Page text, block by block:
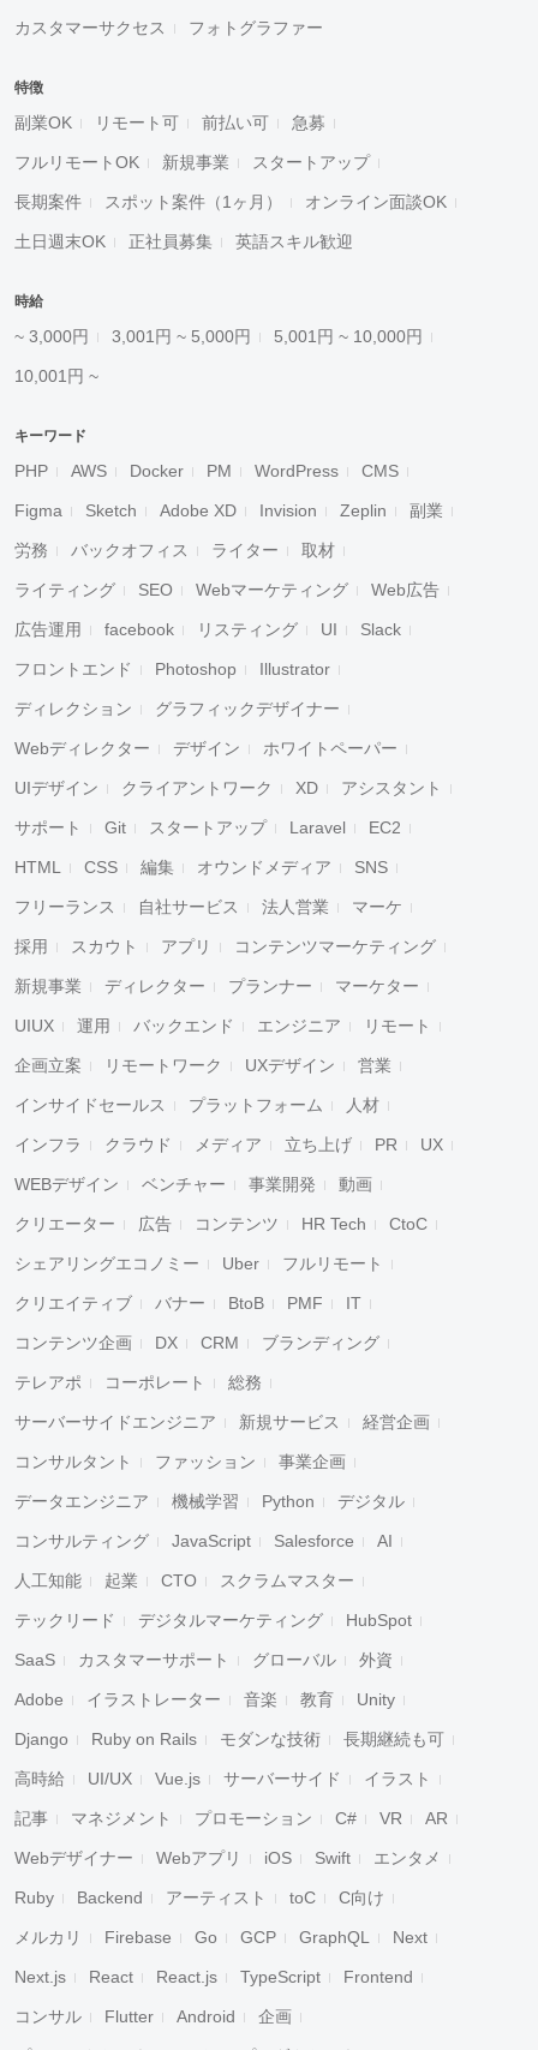
カスタマーサクセス フォトグラファー
特徴
副業OK リモート可 前払い可 急募
フルリモートOK 新規事業 スタートアップ
長期案件 スポット案件（1ヶ月） オンライン面談OK
土日週末OK 正社員募集 英語スキル歓迎
時給
~ 3,000円 3,001円 ~ 5,000円 5,001円 ~ 10,000円
10,001円 ~
キーワード
PHP AWS Docker PM WordPress CMS
Figma Sketch Adobe XD Invision Zeplin 副業
労務 バックオフィス ライター 取材
ライティング SEO Webマーケティング Web広告
広告運用 facebook リスティング UI Slack
フロントエンド Photoshop Illustrator
ディレクション グラフィックデザイナー
Webディレクター デザイン ホワイトペーパー
UIデザイン クライアントワーク XD アシスタント
サポート Git スタートアップ Laravel EC2
HTML CSS 編集 オウンドメディア SNS
フリーランス 自社サービス 法人営業 マーケ
採用 スカウト アプリ コンテンツマーケティング
新規事業 ディレクター プランナー マーケター
UIUX 運用 バックエンド エンジニア リモート
企画立案 リモートワーク UXデザイン 営業
インサイドセールス プラットフォーム 人材
インフラ クラウド メディア 立ち上げ PR UX
WEBデザイン ベンチャー 事業開発 動画
クリエーター 広告 コンテンツ HR Tech CtoC
シェアリングエコノミー Uber フルリモート
クリエイティブ バナー BtoB PMF IT
コンテンツ企画 DX CRM ブランディング
テレアポ コーポレート 総務
サーバーサイドエンジニア 新規サービス 経営企画
コンサルタント ファッション 事業企画
データエンジニア 機械学習 Python デジタル
コンサルティング JavaScript Salesforce AI
人工知能 起業 CTO スクラムマスター
テックリード デジタルマーケティング HubSpot
SaaS カスタマーサポート グローバル 外資
Adobe イラストレーター 音楽 教育 Unity
Django Ruby on Rails モダンな技術 長期継続も可
高時給 UI/UX Vue.js サーバーサイド イラスト
記事 マネジメント プロモーション C# VR AR
Webデザイナー Webアプリ iOS Swift エンタメ
Ruby Backend アーティスト toC C向け
メルカリ Firebase Go GCP GraphQL Next
Next.js React React.js TypeScript Frontend
コンサル Flutter Android 企画